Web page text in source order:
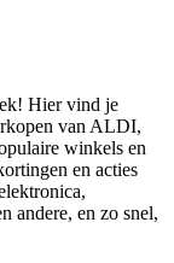
Hier vind je
van ALDI,
winkels en
en acties
andere, en zo snel,